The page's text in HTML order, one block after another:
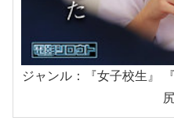
ジャンル：『女子校生』